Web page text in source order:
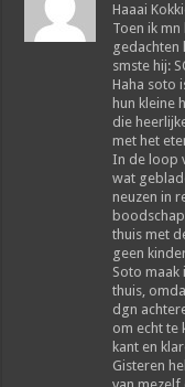
Haaai
Toen ik
gedachten
smste hij:
Haha soto
hun kleine
die
met het
In de loop
wat
neuzen in
thuis met
geen
Soto maak
thuis,
dgn
om echt te
kant en
Gisteren